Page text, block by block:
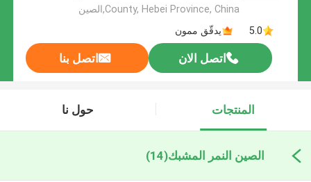
County, Hebei Province, China,الصين
5.0
يدقّق ممون
اتصل الان اتصل بنا
المنتجات حول نا
الصين النمر المشبك(14)